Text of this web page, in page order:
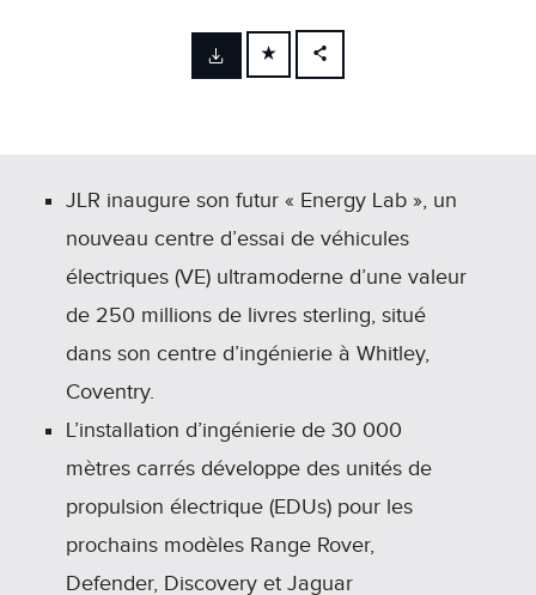
FACEBOOK
SHARE
JLR inaugure son futur « Energy Lab », un
nouveau centre d’essai de véhicules
électriques (VE) ultramoderne d’une valeur
de 250 millions de livres sterling, situé
dans son centre d’ingénierie à Whitley,
Coventry.
L’installation d’ingénierie de 30 000
mètres carrés développe des unités de
propulsion électrique (EDUs) pour les
prochains modèles Range Rover,
Defender, Discovery et Jaguar